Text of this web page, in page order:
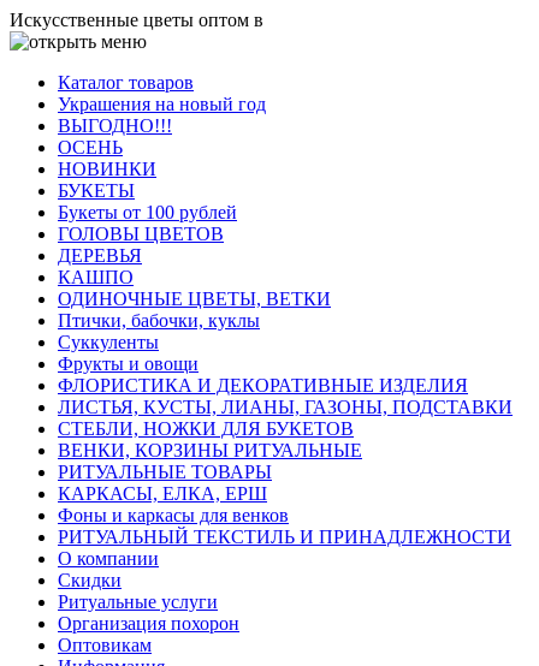
Искусственные цветы оптом в
Каталог товаров
Украшения на новый год
ВЫГОДНО!!!
ОСЕНЬ
НОВИНКИ
БУКЕТЫ
Букеты от 100 рублей
ГОЛОВЫ ЦВЕТОВ
ДЕРЕВЬЯ
КАШПО
ОДИНОЧНЫЕ ЦВЕТЫ, ВЕТКИ
Птички, бабочки, куклы
Суккуленты
Фрукты и овощи
ФЛОРИСТИКА И ДЕКОРАТИВНЫЕ ИЗДЕЛИЯ
ЛИСТЬЯ, КУСТЫ, ЛИАНЫ, ГАЗОНЫ, ПОДСТАВКИ
СТЕБЛИ, НОЖКИ ДЛЯ БУКЕТОВ
ВЕНКИ, КОРЗИНЫ РИТУАЛЬНЫЕ
РИТУАЛЬНЫЕ ТОВАРЫ
КАРКАСЫ, ЕЛКА, ЕРШ
Фоны и каркасы для венков
РИТУАЛЬНЫЙ ТЕКСТИЛЬ И ПРИНАДЛЕЖНОСТИ
О компании
Скидки
Ритуальные услуги
Организация похорон
Оптовикам